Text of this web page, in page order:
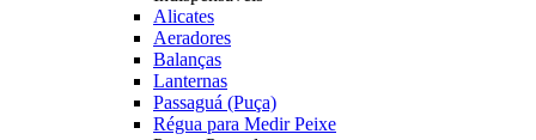
Alicates
Aeradores
Balanças
Lanternas
Passaguá (Puça)
Régua para Medir Peixe